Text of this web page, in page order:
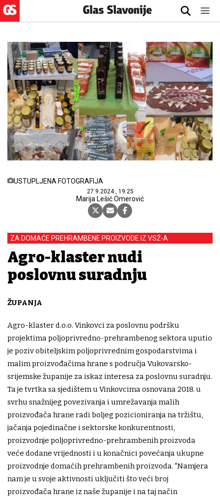
USTUPLJENA FOTOGRAFIJA
27.9.2024., 19:25
Marija Lešić Omerović
ZA DOMAĆE PREHRAMBENE PROIZVODE IZ VSŽ-A
Agro-klaster nudi
poslovnu suradnju
ŽUPANJA
Agro-klaster d.o.o. Vinkovci za poslovnu podršku
projektima poljoprivredno-prehrambenog sektora uputio
je poziv obiteljskim poljoprivrednim gospodarstvima i
malim proizvođačima hrane s područja Vukovarsko-
srijemske županije za iskaz interesa za poslovnu suradnju.
Ta je tvrtka sa sjedištem u Vinkovcima osnovana 2018. u
svrhu snažnijeg povezivanja i umrežavanja malih
proizvođača hrane radi boljeg pozicioniranja na tržištu,
jačanja pojedinačne i sektorske konkurentnosti,
proizvodnje poljoprivredno-prehrambenih proizvoda
veće dodane vrijednosti i u konačnici povećanja ukupne
proizvodnje domaćih prehrambenih proizvoda. "Namjera
nam je u svoje aktivnosti uključiti što veći broj
proizvođača hrane iz naše županije i na taj način